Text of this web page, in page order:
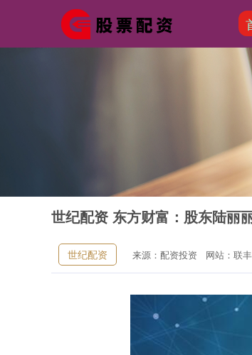
世纪配资 东方财富：股东陆丽
世纪配资 来源：配资投资 网站：联